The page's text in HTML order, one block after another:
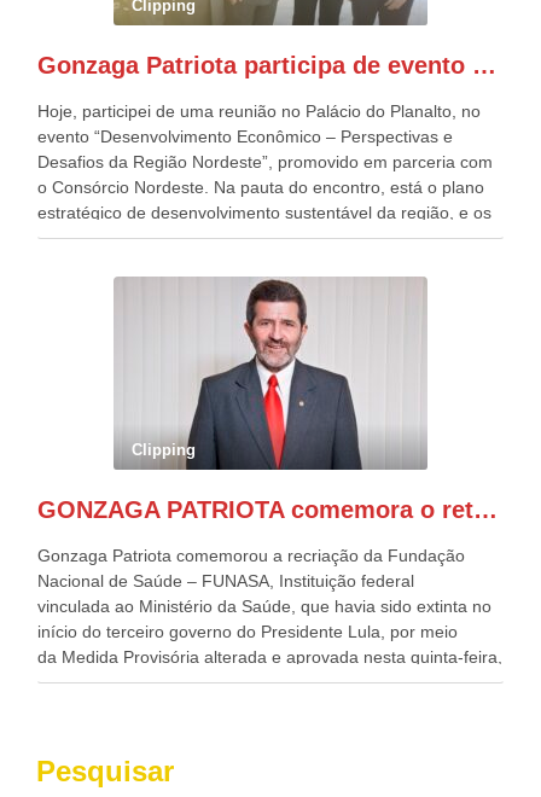
Independentes, dobrou na Esplanada. Eu, Lula e os
Patriota.
Clipping
Gonzaga Patriota participa de evento em prol do desenvolvimento do Nordeste
Hoje, participei de uma reunião no Palácio do Planalto, no
evento “Desenvolvimento Econômico – Perspectivas e
Desafios da Região Nordeste”, promovido em parceria com
o Consórcio Nordeste. Na pauta do encontro, está o plano
estratégico de desenvolvimento sustentável da região, e os
desafios para a elaboração de políticas públicas, que
evento contou com a presença do Vice-presidente Geraldo
Alckmin, que também ocupa o Ministério do
Desenvolvimento, Indústria, Comércio e Serviços, o ex
governador de Pernambuco, agora Presidente do Banco do
Nordeste, Paulo Câmara, o ex Deputado Federal, e
atualmente Superintendente da SUDENE, Danilo Cabral, da
Governadora de Pernambuco, Raquel Lyra, os ministros da
Casa Civil, Rui Costa, e da Integração e do Desenvolvimento
de todo Nordeste que também ajudam a fomentar o
Clipping
GONZAGA PATRIOTA comemora o retorno da FUNASA
Gonzaga Patriota comemorou a recriação da Fundação
Nacional de Saúde – FUNASA, Instituição federal
vinculada ao Ministério da Saúde, que havia sido extinta no
início do terceiro governo do Presidente Lula, por meio
da Medida Provisória alterada e aprovada nesta quinta-feira,
pelo Congresso Nacional. Gonzaga Patriota disse hoje em
desenvolvimento dos seus municípios e, somente o ano
passado, essa Fundação distribuiu mais de três bilhões de
Pesquisar